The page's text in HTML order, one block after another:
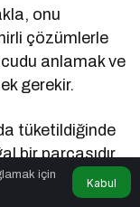
onu
çözümlerle
anlamak ve
gerekir.
tüketildiğinde
bir parçasıdır.
için
Kabul